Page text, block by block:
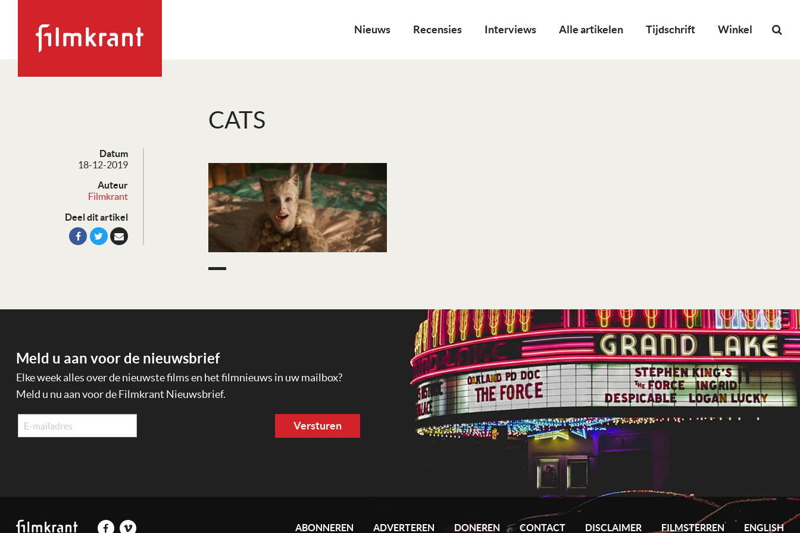
Nieuws Recensies Interviews Alle artikelen Tijdschrift Winkel
CATS
Datum
18-12-2019
Auteur
Filmkrant
Deel dit artikel
Meld u aan voor de nieuwsbrief
Elke week alles over de nieuwste films en het filmnieuws in uw mailbox?
Meld u nu aan voor de Filmkrant Nieuwsbrief.
ABONNEREN ADVERTEREN DONEREN CONTACT DISCLAIMER FILMSTERREN ENGLISH